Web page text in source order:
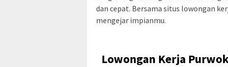
dan cepat. Bersama situs lowongan
mengejar impianmu.
Lowongan Kerja